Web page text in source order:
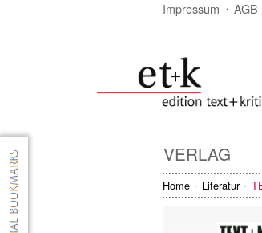
Impressum AGB
VERLAG
Home Literatur